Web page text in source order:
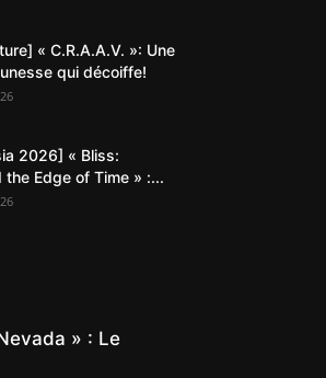
« C.R.A.A.V. »: Une
qui décoiffe!
2026] « Bliss:
the Edge of Time » :...
» : Le